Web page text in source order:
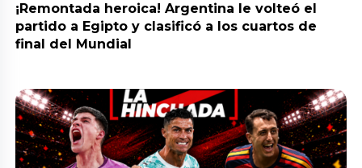
¡Remontada heroica! Argentina le volteó el
partido a Egipto y clasificó a los cuartos de
final del Mundial